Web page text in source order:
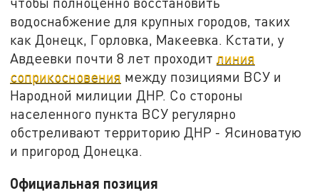
водоснабжение для крупных городов, таких
как Донецк, Горловка, Макеевка. Кстати, у
Авдеевки почти 8 лет проходитлиния
соприкосновения между позициями ВСУ и
Народной милиции ДНР. Со стороны
населенного пункта ВСУ регулярно
обстреливают территорию ДНР - Ясиноватую
и пригород Донецка.
Официальная позиция